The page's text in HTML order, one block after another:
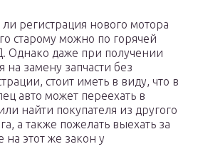
регистрация нового мотора
старому можно по горячей
даже при получении
на замену запчасти без
стоит иметь в виду, что в
авто может переехать в
найти покупателя из другого
а также пожелать выехать за
на этот же закон у